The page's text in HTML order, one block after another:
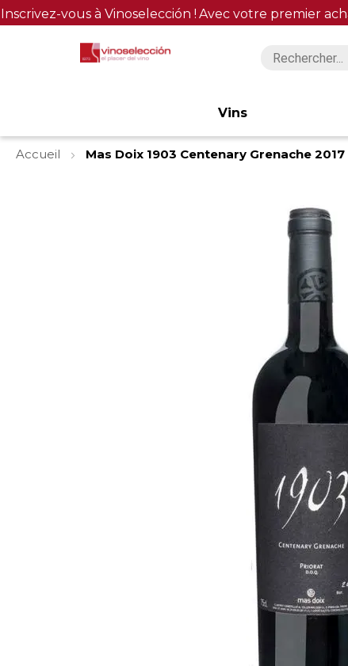
Inscrivez-vous à Vinoselección ! Avec votre premier
Vins
Accueil
Mas Doix 1903 Centenary Grenache 2017